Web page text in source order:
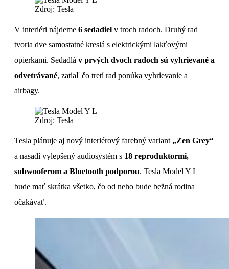
Zdroj: Tesla
V interiéri nájdeme 6 sedadiel v troch radoch. Druhý rad
tvoria dve samostatné kreslá s elektrickými lakťovými
opierkami. Sedadlá v prvých dvoch radoch sú vyhrievané a
odvetrávané, zatiaľ čo tretí rad ponúka vyhrievanie a
airbagy.
Zdroj: Tesla
Tesla plánuje aj nový interiérový farebný variant „Zen Grey“
a nasadí vylepšený audiosystém s 18 reproduktormi,
subwooferom a Bluetooth podporou. Tesla Model Y L
bude mať skrátka všetko, čo od neho bude bežná rodina
očakávať.